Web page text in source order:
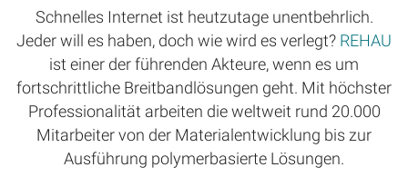
Schnelles Internet ist heutzutage unentbehrlich.
Jeder will es haben, doch wie wird es verlegt? REHAU
ist einer der führenden Akteure, wenn es um
fortschrittliche Breitbandlösungen geht. Mit höchster
Professionalität arbeiten die weltweit rund 20.000
Mitarbeiter von der Materialentwicklung bis zur
Ausführung polymerbasierte Lösungen.